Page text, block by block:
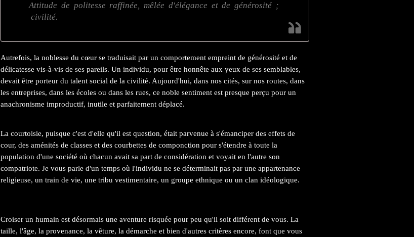
Attitude de politesse raffinée, mêlée d'élégance et de générosité ;
civilité.
Autrefois, la noblesse du cœur se traduisait par un comportement empreint de générosité et de
délicatesse vis-à-vis de ses pareils. Un individu, pour être honnête aux yeux de ses semblables,
devait être porteur du talent social de la civilité. Aujourd'hui, dans nos cités, sur nos routes, dans
les entreprises, dans les écoles ou dans les rues, ce noble sentiment est presque perçu pour un
anachronisme improductif, inutile et parfaitement déplacé.
La courtoisie, puisque c'est d'elle qu'il est question, était parvenue à s'émanciper des effets de
cour, des aménités de classes et des courbettes de componction pour s'étendre à toute la
population d'une société où chacun avait sa part de considération et voyait en l'autre son
compatriote. Je vous parle d'un temps où l'individu ne se déterminait pas par une appartenance
religieuse, un train de vie, une tribu vestimentaire, un groupe ethnique ou un clan idéologique.
Croiser un humain est désormais une aventure risquée pour peu qu'il soit différent de vous. La
taille, l'âge, la provenance, la vêture, la démarche et bien d'autres critères encore, font que vous